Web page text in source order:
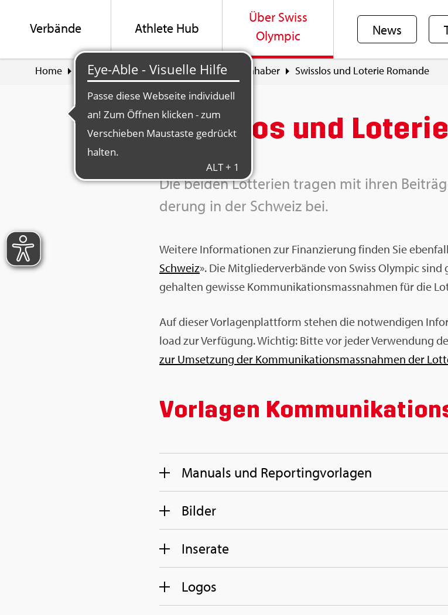
Ver­bän­de Ath­le­te Hub
Über Swiss
Olym­pic
News
Home Über Swiss Olym­pic Part­ner & La­bel­in­ha­ber Swiss­los und Lo­te­rie Ro­man­de
Swiss­los und
Die bei­den Lot­te­ri­en tra­gen mit ihren
de­rung in der Schweiz bei.
Wei­te­re In­for­ma­tio­nen zur Fi­nan­zie­rung fin­den Sie
Schweiz». Die Mit­glie­der­ver­bän­de von Swiss Olym­pic
ge­hal­ten ge­wis­se Kom­mu­ni­ka­ti­ons­mass­nah­men für die
Auf die­ser Vor­la­gen­platt­form ste­hen die not­wen­di­gen
load zur Ver­fü­gung. Wich­tig: Bitte vor jeder Ver­wen­dung
zur Um­set­zung der Kom­mu­ni­ka­ti­ons­mass­nah­men der
Vor­la­gen
Ma­nu­als und Re­por­ting­vor­la­gen
Bil­der
In­se­ra­te
Logos